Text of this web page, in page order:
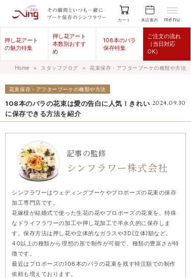
カート 来店案内 menu
押し花アート
の魅力特集
押し花アート
本数別おすす
め
108本のバラ
保存特集
ご注文の流れ
（当日対応
OK）
Home ＞ スタッフブログ ＞ 花束保存・アフターブーケの種類や方法
花束保存・アフターブーケの種類や方法
2024.09.30
108本のバラの花束は愛の告白に人気！きれい
に保存できる方法を紹介
記事の監修
シンフラワー株式会社
シンフラワーはウェディングブーケやプロポーズの花束の保存
加工専門店です。
花嫁様が結婚式で使った生花の花やプロポーズの花束を、特殊
なドライフラワーの加工や押し花加工で半永久的に保存しま
す。保存方法は押し花や立体的なガラスや3D(立体)額など、
40以上の種類から理想の形で制作が可能で、種類の豊富さが特
徴です。
最近はプロポーズの108本のバラの花束を残す特注額での制作
依頼も増えております。